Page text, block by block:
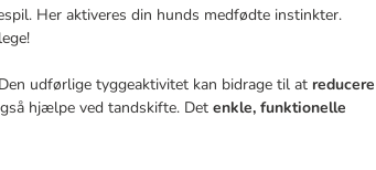
Her aktiveres din hunds medfødte instinkter.
udførlige tyggeaktivitet kan bidrage til at reducere
hjælpe ved tandskifte. Det enkle, funktionelle